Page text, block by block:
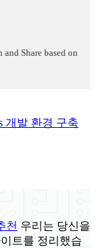
Share based on
개발 환경 구축
천 우리는 당신을
트를 정리했습